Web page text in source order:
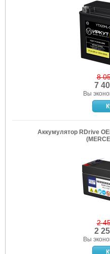
8
7
Вы
Аккумулятор RDrive
2
2
Вы